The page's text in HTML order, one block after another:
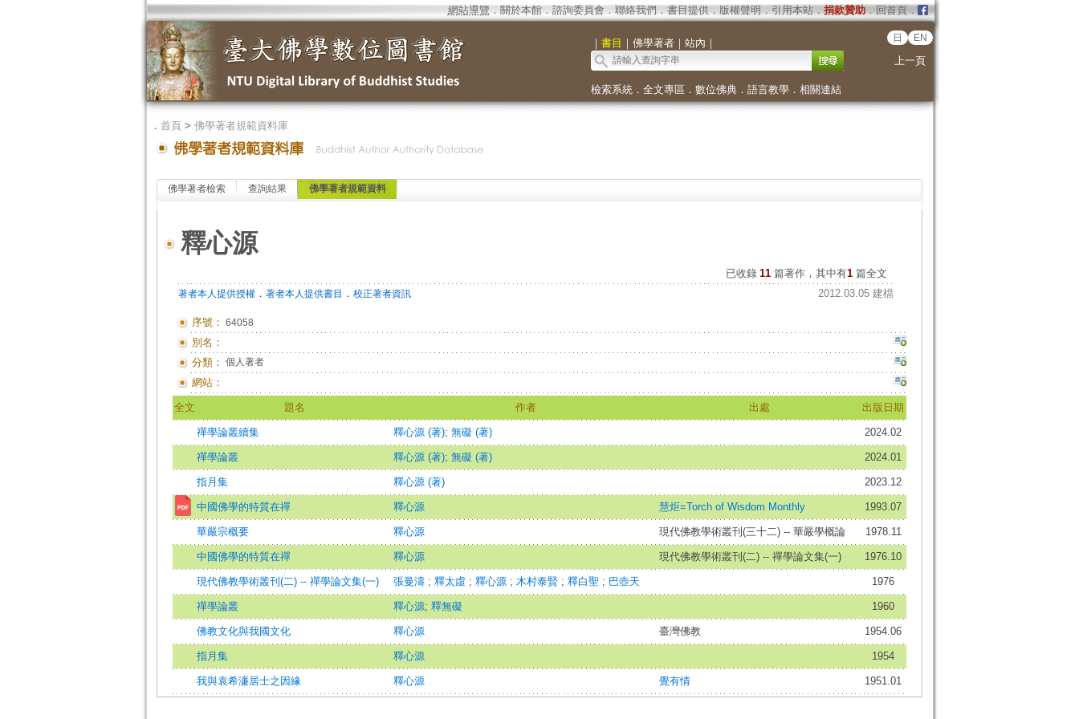
網站導覽 ． 關於本館． 諮詢委員會． 聯絡我們 ． 書目提供． 版權聲明 ． 引用本站． 捐款贊助．回首頁．
｜ 書目 ｜ 佛學著者｜ 站內 ｜ 日 EN
上一頁
檢索系統． 全文專區 ． 數位佛典． 語言教學． 相關連結
． 首頁> 佛學著者規範資料庫
佛學著者檢索 查詢結果 佛學著者規範資料
釋心源
已收錄 11 篇著作，其中有1篇全文
著者本人提供授權． 著者本人提供書目 ． 校正著者資訊 2012.03.05 建檔
序號： 64058
別名：
分類： 個人著者
網站：
全文 題名 作者 出處 出版日期
禪學論叢續集 釋心源 (著); 無礙 (著) 2024.02
禪學論叢 釋心源 (著); 無礙 (著) 2024.01
指月集 釋心源 (著) 2023.12
中國佛學的特質在禪 釋心源 慧炬=Torch of Wisdom Monthly 1993.07
華嚴宗概要 釋心源 現代佛教學術叢刊(三十二) -- 華嚴學概論 1978.11
中國佛學的特質在禪 釋心源 現代佛教學術叢刊(二) -- 禪學論文集(一) 1976.10
現代佛教學術叢刊(二) -- 禪學論文集(一) 張曼濤 ; 釋太虛 ; 釋心源 ; 木村泰賢 ; 釋白聖 ; 巴壺天 1976
禪學論叢 釋心源; 釋無礙 1960
佛教文化與我國文化 釋心源 臺灣佛教 1954.06
指月集 釋心源 1954
我與袁希濓居士之因緣 釋心源 覺有情 1951.01